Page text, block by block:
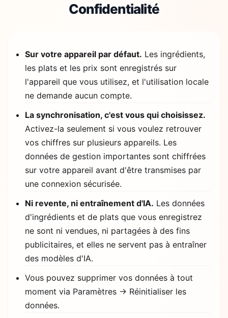
Confidentialité
Sur votre appareil par défaut. Les ingrédients,
les plats et les prix sont enregistrés sur
l'appareil que vous utilisez, et l'utilisation locale
ne demande aucun compte.
La synchronisation, c'est vous qui choisissez.
Activez-la seulement si vous voulez retrouver
vos chiffres sur plusieurs appareils. Les
données de gestion importantes sont chiffrées
sur votre appareil avant d'être transmises par
une connexion sécurisée.
Ni revente, ni entraînement d'IA. Les données
d'ingrédients et de plats que vous enregistrez
ne sont ni vendues, ni partagées à des fins
publicitaires, et elles ne servent pas à entraîner
des modèles d'IA.
Vous pouvez supprimer vos données à tout
moment via Paramètres → Réinitialiser les
données.